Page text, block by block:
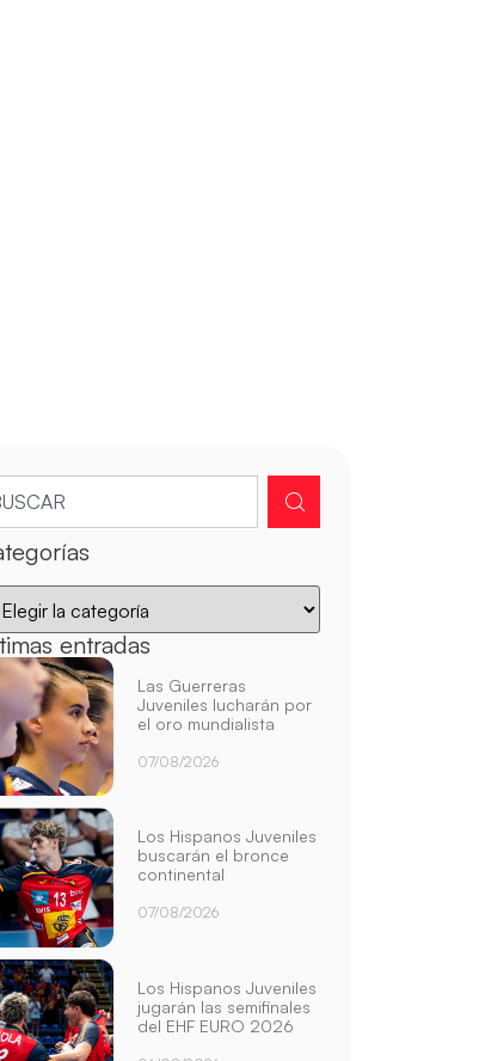
entradas
Las Guerreras
Juveniles lucharán por
el oro mundialista
07/08/2026
Los Hispanos Juveniles
buscarán el bronce
continental
07/08/2026
Los Hispanos Juveniles
jugarán las semifinales
del EHF EURO 2026